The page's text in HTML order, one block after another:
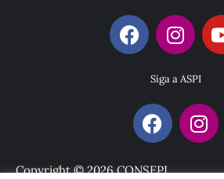
Siga a ASPI
Copyright © 2026 CONSEPI